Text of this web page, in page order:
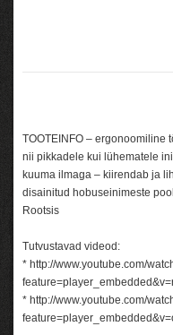
TOOTEINFO – ergonoomiline
nii pikkadele kui lühematele
kuuma ilmaga – kiirendab ja
disainitud hobuseinimeste
Rootsis
Tutvustavad videod:
* http://www.youtube.com/
* http://www.youtube.com/